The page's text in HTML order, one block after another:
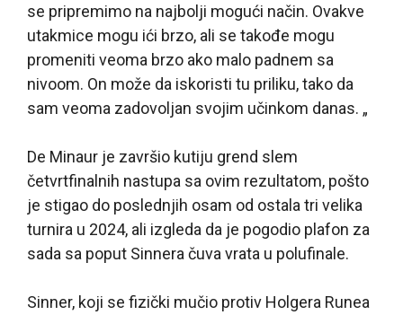
se pripremimo na najbolji mogući način. Ovakve
utakmice mogu ići brzo, ali se takođe mogu
promeniti veoma brzo ako malo padnem sa
nivoom. On može da iskoristi tu priliku, tako da
sam veoma zadovoljan svojim učinkom danas. „
De Minaur je završio kutiju grend slem
četvrtfinalnih nastupa sa ovim rezultatom, pošto
je stigao do poslednjih osam od ostala tri velika
turnira u 2024, ali izgleda da je pogodio plafon za
sada sa poput Sinnera čuva vrata u polufinale.
Sinner, koji se fizički mučio protiv Holgera Runea